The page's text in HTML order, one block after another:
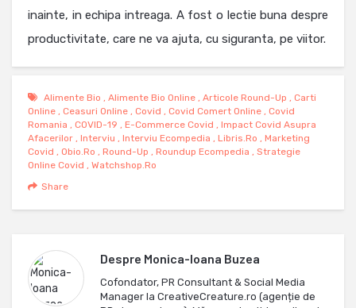
inainte, in echipa intreaga. A fost o lectie buna despre
productivitate, care ne va ajuta, cu siguranta, pe viitor.
Alimente Bio , Alimente Bio Online , Articole Round-Up , Carti
Online , Ceasuri Online , Covid , Covid Comert Online , Covid
Romania , COVID-19 , E-Commerce Covid , Impact Covid Asupra
Afacerilor , Interviu , Interviu Ecompedia , Libris.ro , Marketing
Covid , Obio.ro , Round-Up , Roundup Ecompedia , Strategie
Online Covid , Watchshop.ro
Share
Despre Monica-Ioana Buzea
Cofondator, PR Consultant & Social Media
Manager la CreativeCreature.ro (agenție de